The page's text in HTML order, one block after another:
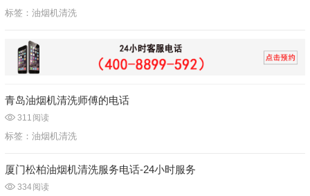
标签： 油烟机清洗
青岛油烟机清洗师傅的电话
311 阅读
标签： 油烟机清洗
厦门松柏油烟机清洗服务电话-24小时服务
334阅读